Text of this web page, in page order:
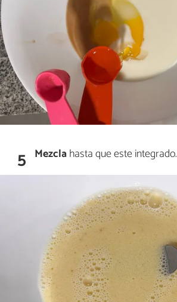
5 Mezclahasta que este integrado.